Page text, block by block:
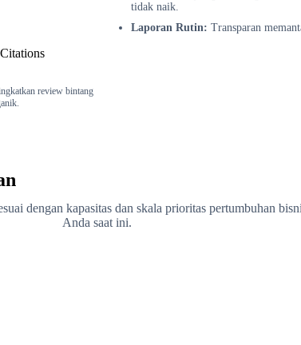
review bintang
tidak naik.
Laporan Rutin: Transparan
dengan kapasitas dan skala prioritas pertumbuhan
Anda saat ini.